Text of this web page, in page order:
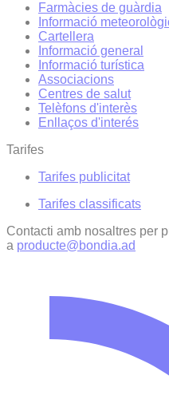
Farmàcies de guàrdia
Informació
Cartellera
Informació general
Informació turística
Associacions
Centres de salut
Telèfons d'interès
Enllaços d'interés
Tarifes
Tarifes publicitat
Tarifes classificats
Contacti amb nosaltres per
a producte@bondia.ad